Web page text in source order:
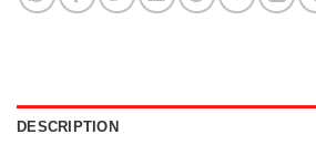
DESCRIPTION